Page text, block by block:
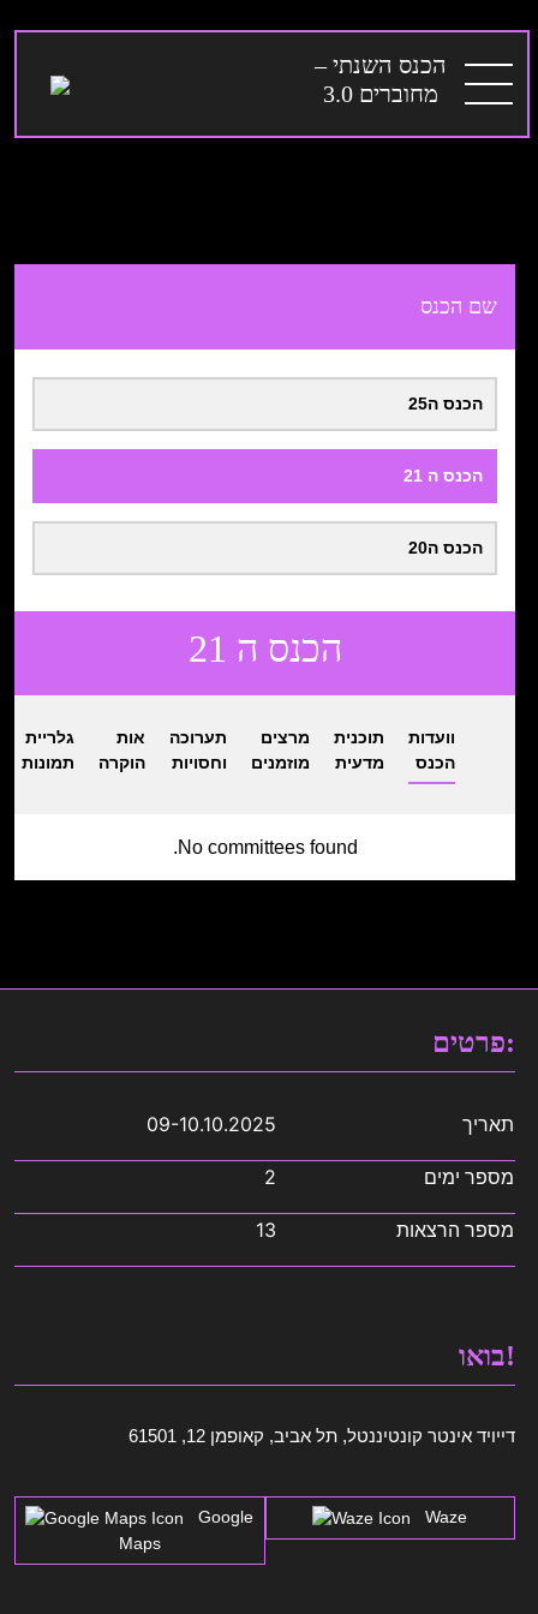
content
הכנס השנתי –
מחוברים 3.0
שם הכנס
הכנס ה25
הכנס ה 21
הכנס ה20
הכנס ה 21
וועדות
הכנס
תוכנית
מדעית
מרצים
מוזמנים
תערוכה
וחסויות
אות
הוקרה
גלריית
תמונות
No committees found.
פרטים:
תאריך 09-10.10.2025
מספר ימים 2
מספר הרצאות 13
בואו!
דייויד אינטר קונטיננטל, תל אביב, קאופמן 12, 61501
Waze
Google
Maps